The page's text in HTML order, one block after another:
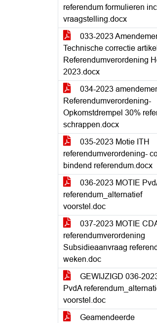
referendum formulieren incl
vraagstelling.docx
033-2023
Technische correctie
Referendumverordening
2023.docx
034-2023
Referendumverordening-
Opkomstdrempel 30%
schrappen.docx
035-2023 Motie ITH
referendumverordening-
bindend referendum.docx
036-2023 MOTIE
referendum_alternatief
voorstel.doc
037-2023 MOTIE
referendumverordening
Subsidieaanvraag
weken.doc
GEWIJZIGD 036-
PvdA
voorstel.doc
Geamendeerde